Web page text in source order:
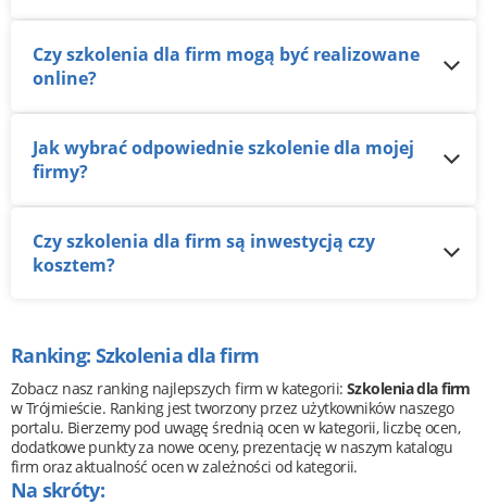
Czy szkolenia dla firm mogą być realizowane
online?
Jak wybrać odpowiednie szkolenie dla mojej
firmy?
Czy szkolenia dla firm są inwestycją czy
kosztem?
Ranking: Szkolenia dla firm
Zobacz nasz ranking najlepszych firm w kategorii: Szkolenia dla firm
w Trójmieście. Ranking jest tworzony przez użytkowników naszego
portalu. Bierzemy pod uwagę średnią ocen w kategorii, liczbę ocen,
dodatkowe punkty za nowe oceny, prezentację w naszym katalogu
firm oraz aktualność ocen w zależności od kategorii.
Na skróty: